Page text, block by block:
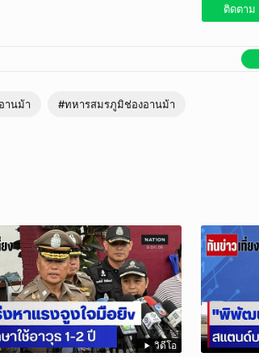
ม หลังคาเป็นสังกะสีเก่า ฝนตกมาก็รั่วอยู่ไม่ได้ น่าเห็นใจ
ป็นอยู่ทีดีกว่านี้
ติดตาม
านม้า #ทหารสมรภูมิช่องอานม้า
วิดีโอ